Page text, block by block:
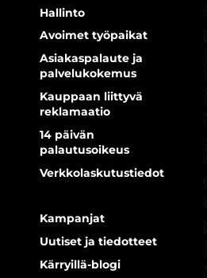
Hallinto
Avoimet työpaikat
Asiakaspalaute ja
palvelukokemus
Kauppaan liittyvä
reklamaatio
14 päivän
palautusoikeus
Verkkolaskutustiedot
Kampanjat
Uutiset ja tiedotteet
Kärryillä-blogi